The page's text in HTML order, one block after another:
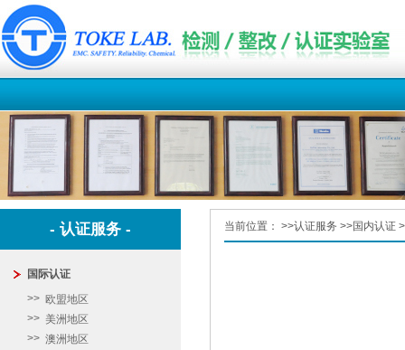
- 认证服务 -
国际认证
欧盟地区
美洲地区
澳洲地区
当前位置： >>认证服务 >>国内认证